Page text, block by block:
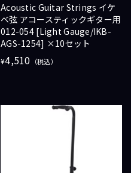
Acoustic Guitar Strings イケ
ベ弦 アコースティックギター用
012-054 [Light Gauge/IKB-
AGS-1254] ×10セット
¥4,510 （税込）